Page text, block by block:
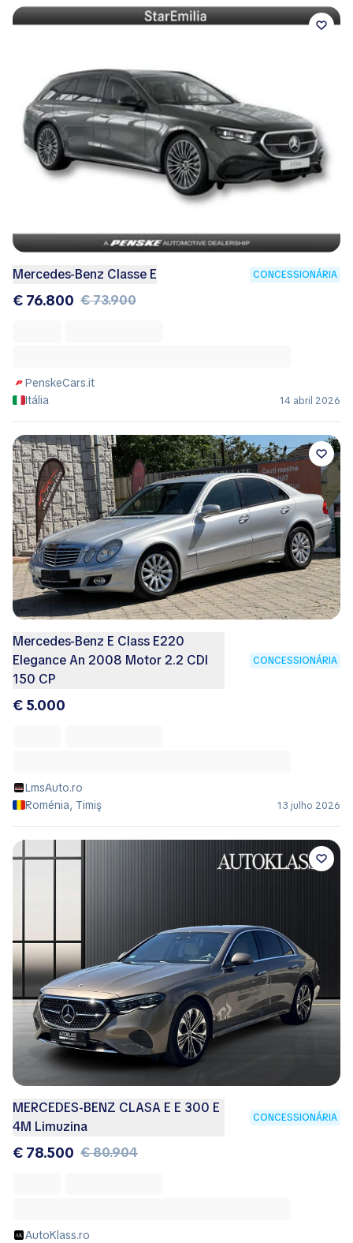
Mercedes-Benz Classe E CONCESSIONÁRIA
€ 76.800 € 73.900
PenskeCars.it
Itália
14 abril 2026
Mercedes-Benz E Class E220
Elegance An 2008 Motor 2.2 CDI
150 CP
CONCESSIONÁRIA
€ 5.000
LmsAuto.ro
Roménia, Timiş
13 julho 2026
MERCEDES-BENZ CLASA E E 300 E
4M Limuzina
CONCESSIONÁRIA
€ 78.500 € 80.904
AutoKlass.ro